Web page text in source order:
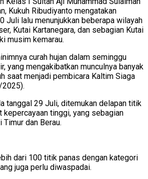
Kukuh Ribudiyanto mengatakan
Juli lalu menunjukkan beberapa wilayah
Kutai Kartanegara, dan sebagian Kutai
musim kemarau.
curah hujan dalam seminggu
yang mengakibatkan munculnya banyak
saat menjadi pembicara Kaltim Siaga
2025).
tanggal 29 Juli, ditemukan delapan titik
kepercayaan tinggi, yang sebagian
dan Berau.
dari 100 titik panas dengan kategori
juga perlu diwaspadai.